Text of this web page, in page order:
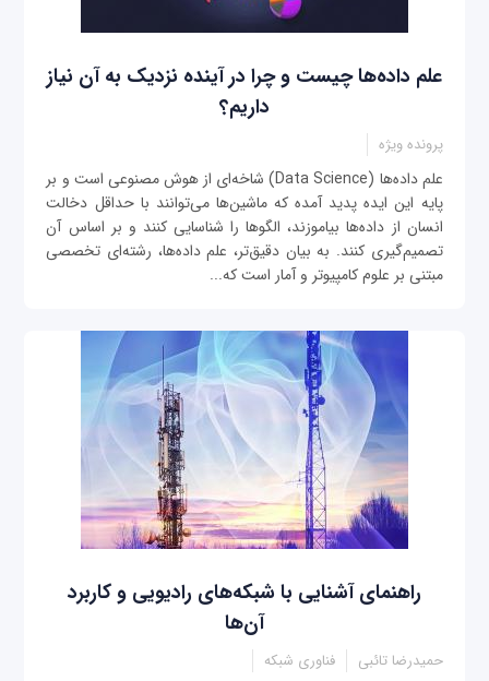
علم داده‌ها چیست و چرا در آینده نزدیک به آن نیاز
داریم؟
پرونده ویژه
علم داده‌ها (Data Science) شاخه‌ای از هوش مصنوعی است و بر
پایه این ایده پدید آمده که ماشین‌ها می‌توانند با حداقل دخالت
انسان از داده‌ها بیاموزند، الگوها را شناسایی کنند و بر اساس آن
تصمیم‌گیری کنند. به بیان دقیق‌تر، علم داده‌ها، رشته‌ای تخصصی
مبتنی بر علوم کامپیوتر و آمار است که...
راهنمای آشنایی با شبکه‌های رادیویی و کاربرد
آن‌ها
حمیدرضا تائبی فناوری شبکه